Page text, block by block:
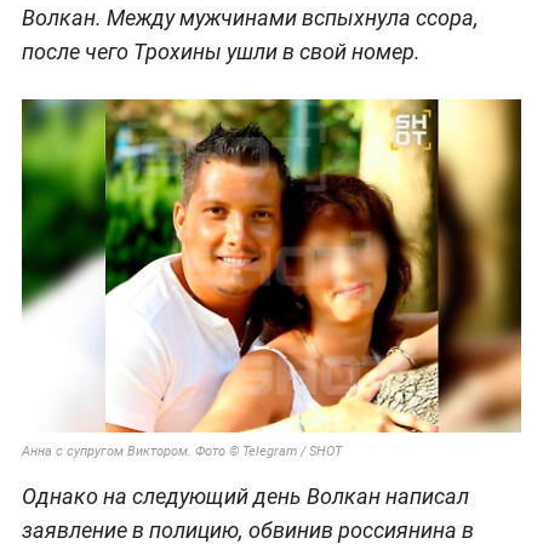
Волкан. Между мужчинами вспыхнула ссора,
после чего Трохины ушли в свой номер.
Анна с супругом Виктором. Фото © Telegram / SHOT
Однако на следующий день Волкан написал
заявление в полицию, обвинив россиянина в